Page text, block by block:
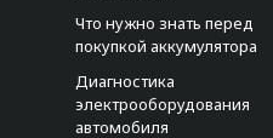
Что нужно знать перед
покупкой аккумулятора
Диагностика
электрооборудования
автомобиля